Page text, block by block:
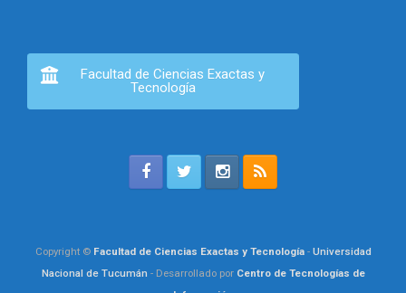
Facultad de Ciencias Exactas y
Tecnología
Copyright © Facultad de Ciencias Exactas y Tecnología- Universidad
Nacional de Tucumán - Desarrollado por Centro de Tecnologías de